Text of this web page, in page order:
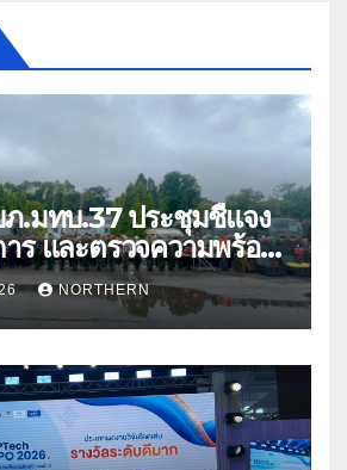
.มทบ.37 ประชุมชี้แจง
าร และตรวจความพร้อม
เทาสาธารณภัย
NORTHERN